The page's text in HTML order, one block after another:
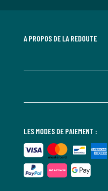
A PROPOS DE LA REDOUTE
LES MODES DE PAIEMENT :